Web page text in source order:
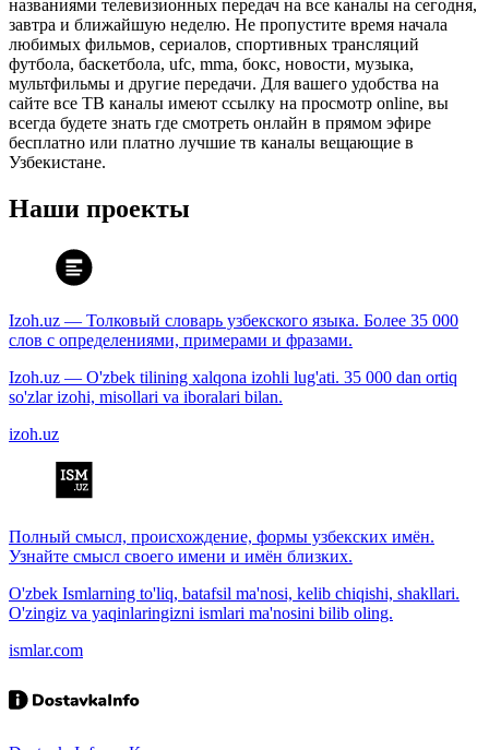
названиями телевизионных передач на все каналы на сегодня,
завтра и ближайшую неделю. Не пропустите время начала
любимых фильмов, сериалов, спортивных трансляций
футбола, баскетбола, ufc, mma, бокс, новости, музыка,
мультфильмы и другие передачи. Для вашего удобства на
сайте все ТВ каналы имеют ссылку на просмотр online, вы
всегда будете знать где смотреть онлайн в прямом эфире
бесплатно или платно лучшие тв каналы вещающие в
Узбекистане.
Наши проекты
Izoh.uz — Толковый словарь узбекского языка. Более 35 000
слов с определениями, примерами и фразами.
Izoh.uz — O'zbek tilining xalqona izohli lug'ati. 35 000 dan ortiq
so'zlar izohi, misollari va iboralari bilan.
izoh.uz
Полный смысл, происхождение, формы узбекских имён.
Узнайте смысл своего имени и имён близких.
O'zbek Ismlarning to'liq, batafsil ma'nosi, kelib chiqishi, shakllari.
O'zingiz va yaqinlaringizni ismlari ma'nosini bilib oling.
ismlar.com